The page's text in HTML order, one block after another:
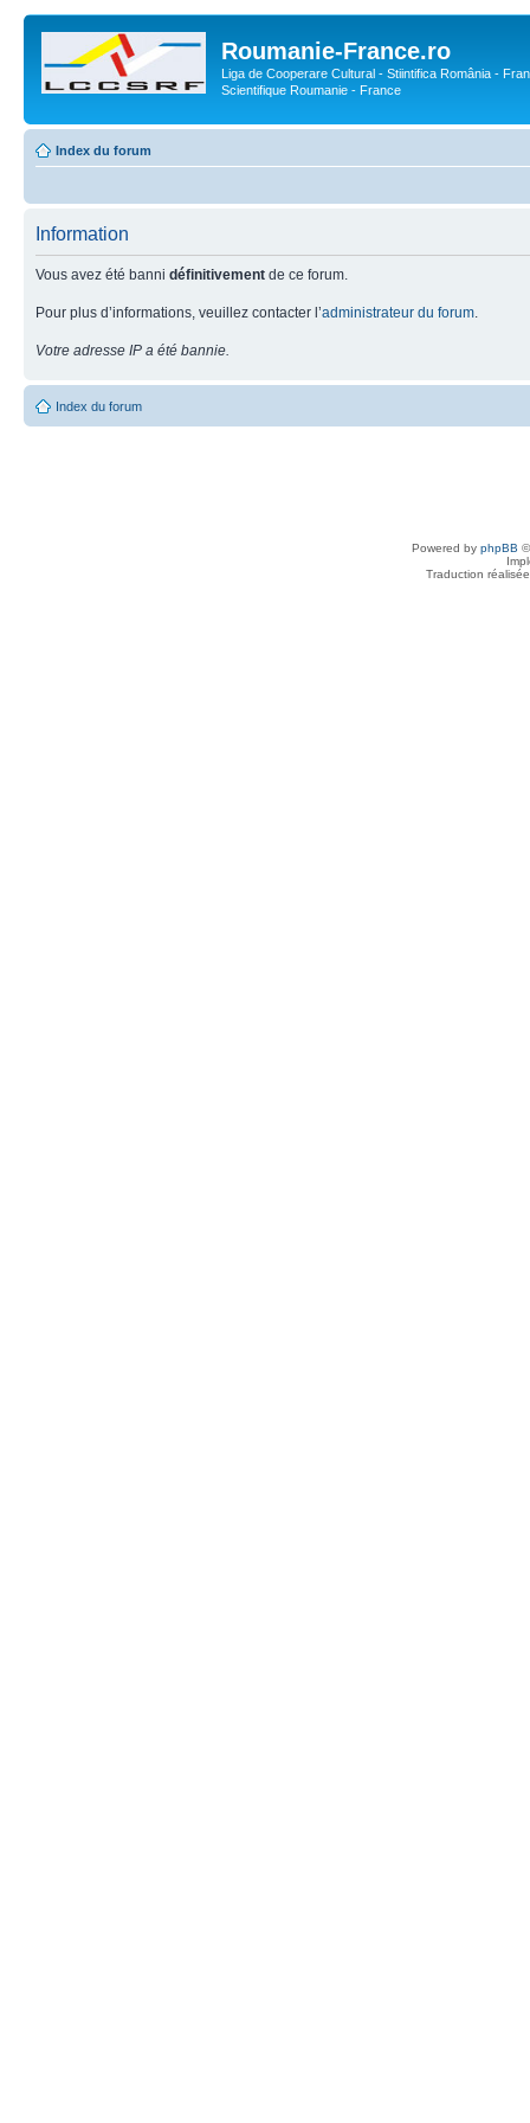
Roumanie-France.ro
Liga de Cooperare Cultural - Stiintifica România -
Scientifique Roumanie - France
Index du forum
Information
Vous avez été banni définitivement de ce forum.
Pour plus d’informations, veuillez contacter l’administrateur du forum
Votre adresse IP a été bannie.
Index du forum
Powered by phpBB
Traduction